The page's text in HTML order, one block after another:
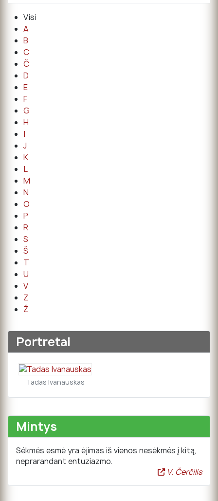
Visi
A
B
C
Č
D
E
F
G
H
I
J
K
L
M
N
O
P
R
S
Š
T
U
V
Z
Ž
Portretai
Tadas Ivanauskas
Mintys
Sėkmės esmė yra ėjimas iš vienos nesėkmės į kitą,
neprarandant entuziazmo.
V. Čerčilis